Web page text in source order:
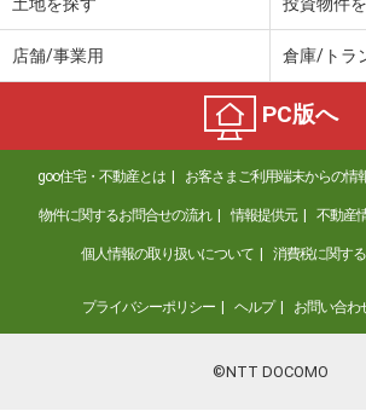
店舗/事業用 倉庫/トラ
PC版へ
goo住宅・不動産とは お客さまご利用端末からの情
物件に関するお問合せの流れ 情報提供元 不動産
個人情報の取り扱いについて 消費税に関す
プライバシーポリシー ヘルプ お問い合わ
©NTT DOCOMO